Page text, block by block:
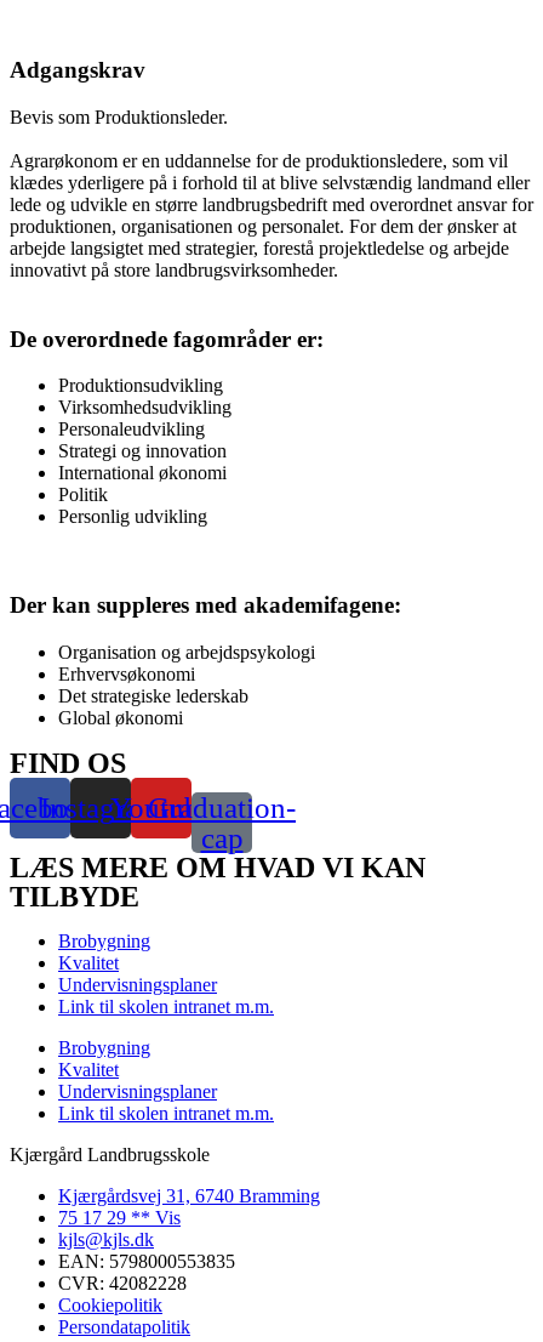
Adgangskrav
Bevis som Produktionsleder.
Agrarøkonom er en uddannelse for de produktionsledere, som vil
klædes yderligere på i forhold til at blive selvstændig landmand eller
lede og udvikle en større landbrugsbedrift med overordnet ansvar for
produktionen, organisationen og personalet. For dem der ønsker at
arbejde langsigtet med strategier, forestå projektledelse og arbejde
innovativt på store landbrugsvirksomheder.
De overordnede fagområder er:
Produktionsudvikling
Virksomhedsudvikling
Personaleudvikling
Strategi og innovation
International økonomi
Politik
Personlig udvikling
Der kan suppleres med akademifagene:
Organisation og arbejdspsykologi
Erhvervsøkonomi
Det strategiske lederskab
Global økonomi
FIND OS
InstagramYoutube
Graduation-
cap
LÆS MERE OM HVAD VI KAN
TILBYDE
Brobygning
Kvalitet
Undervisningsplaner
Link til skolen intranet m.m.
Brobygning
Kvalitet
Undervisningsplaner
Link til skolen intranet m.m.
Kjærgård Landbrugsskole
Kjærgårdsvej 31, 6740 Bramming
75 17 29 ** Vis
kjls@kjls.dk
EAN: 5798000553835
CVR: 42082228
Cookiepolitik
Persondatapolitik